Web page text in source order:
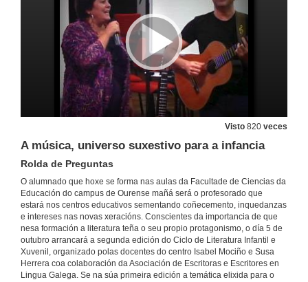
Visto 820 veces
A música, universo suxestivo para a infancia
Rolda de Preguntas
O alumnado que hoxe se forma nas aulas da Facultade de Ciencias da
Educación do campus de Ourense mañá será o profesorado que
estará nos centros educativos sementando coñecemento, inquedanzas
e intereses nas novas xeracións. Conscientes da importancia de que
nesa formación a literatura teña o seu propio protagonismo, o día 5 de
outubro arrancará a segunda edición do Ciclo de Literatura Infantil e
Xuvenil, organizado polas docentes do centro Isabel Mociño e Susa
Herrera coa colaboración da Asociación de Escritoras e Escritores en
Lingua Galega. Se na súa primeira edición a temática elixida para o
Presentación Revista Galega de Educación
Nova Escola Galega
11 de out. de 2016
Presentación de La poesía y la música en las aulas
Unha necesidade e un reto